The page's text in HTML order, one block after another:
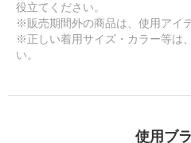
役立てください。
※販売期間外の商品は、使用アイ
※正しい着用サイズ・カラー等は
い。
使用ブ